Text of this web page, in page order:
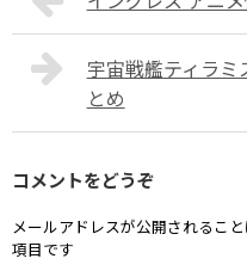
宇宙戦艦ティラ
とめ
コメントをどうぞ
メールアドレスが公開されること
項目です